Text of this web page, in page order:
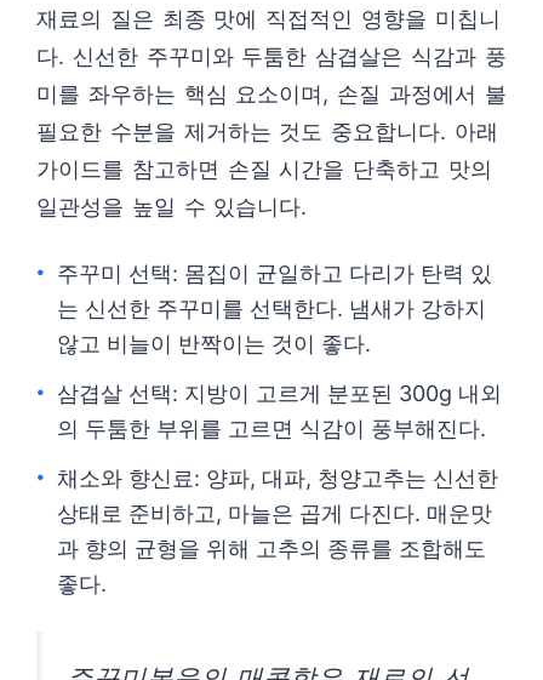
재료의 질은 최종 맛에 직접적인 영향을 미칩니
다. 신선한 주꾸미와 두툼한 삼겹살은 식감과 풍
미를 좌우하는 핵심 요소이며, 손질 과정에서 불
필요한 수분을 제거하는 것도 중요합니다. 아래
가이드를 참고하면 손질 시간을 단축하고 맛의
일관성을 높일 수 있습니다.
주꾸미 선택: 몸집이 균일하고 다리가 탄력 있
는 신선한 주꾸미를 선택한다. 냄새가 강하지
않고 비늘이 반짝이는 것이 좋다.
삼겹살 선택: 지방이 고르게 분포된 300g 내외
의 두툼한 부위를 고르면 식감이 풍부해진다.
채소와 향신료: 양파, 대파, 청양고추는 신선한
상태로 준비하고, 마늘은 곱게 다진다. 매운맛
과 향의 균형을 위해 고추의 종류를 조합해도
좋다.